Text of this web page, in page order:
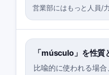
営業部にはもっと人員/
「músculo」を性質
比喩的に使われる場